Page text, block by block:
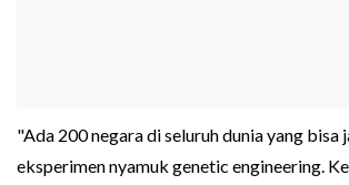
"Ada 200 negara di seluruh dunia yang bisa
eksperimen nyamuk genetic engineering.